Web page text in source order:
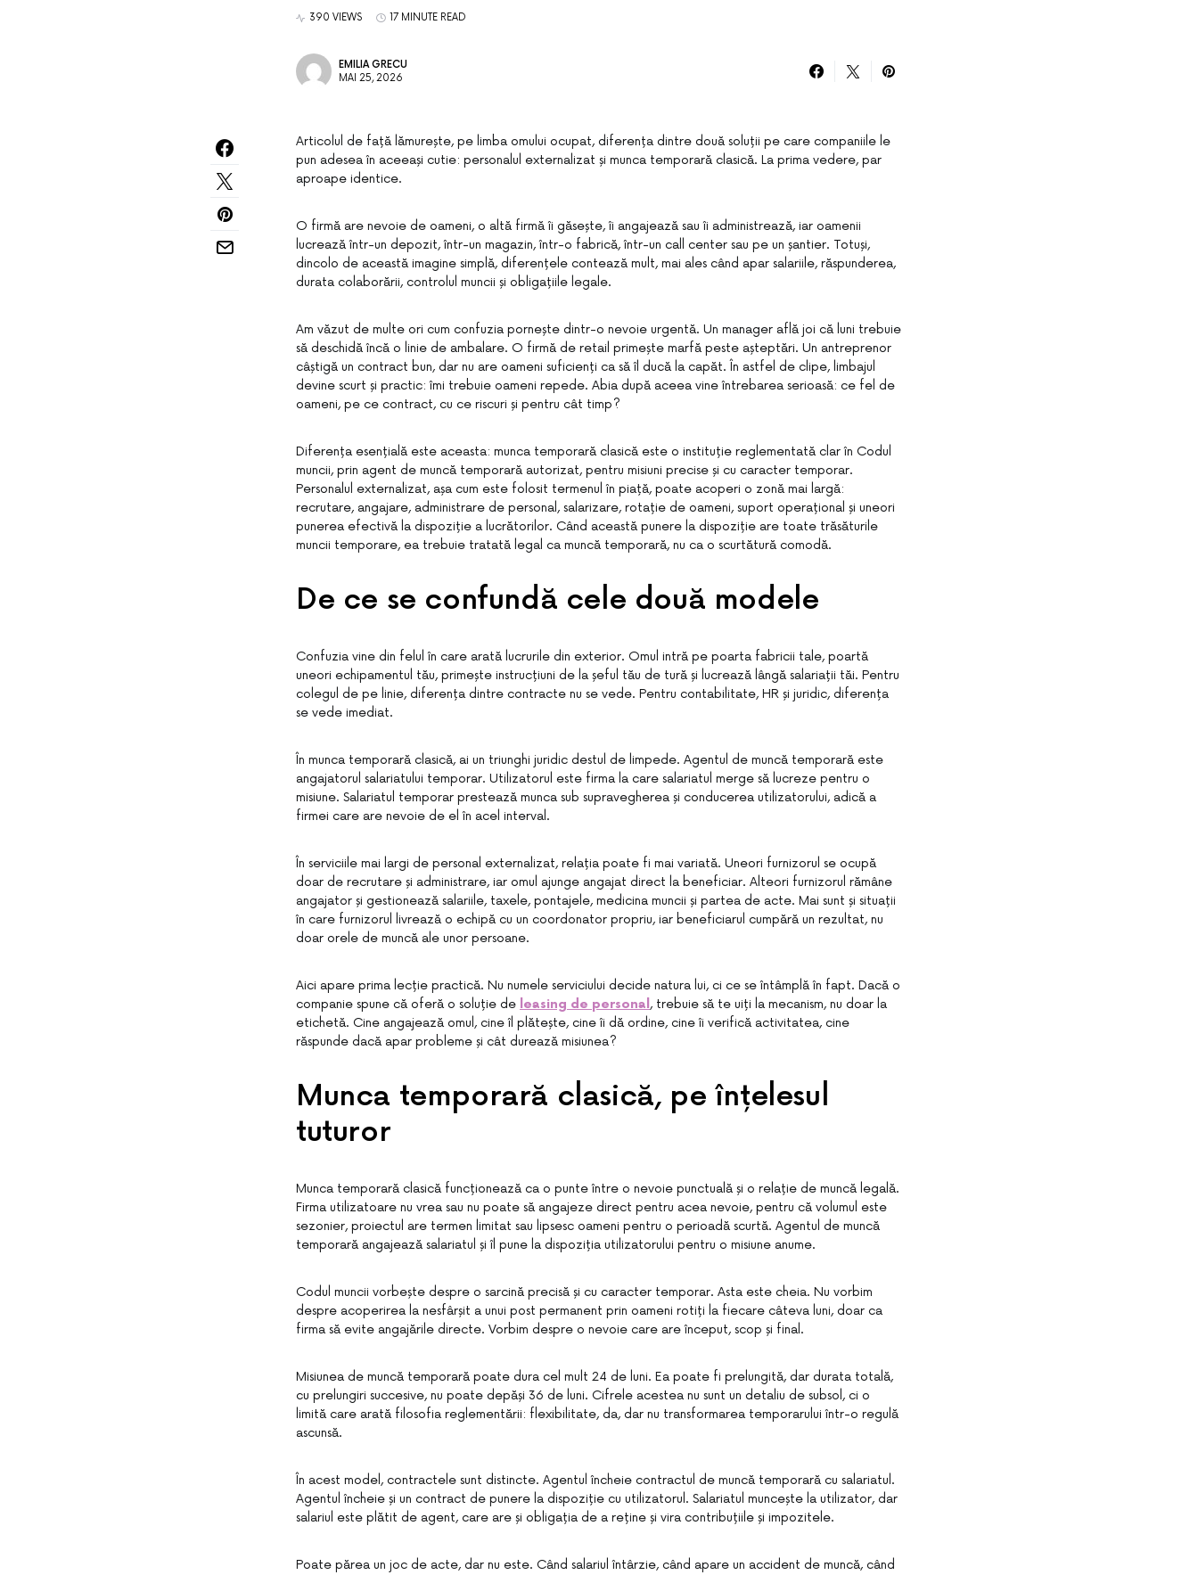
390 VIEWS 17 MINUTE READ
EMILIA GRECU
MAI 25, 2026
Articolul de față lămurește, pe limba omului ocupat, diferența dintre două soluții pe care companiile le
pun adesea în aceeași cutie: personalul externalizat și munca temporară clasică. La prima vedere, par
aproape identice.
O firmă are nevoie de oameni, o altă firmă îi găsește, îi angajează sau îi administrează, iar oamenii
lucrează într-un depozit, într-un magazin, într-o fabrică, într-un call center sau pe un șantier. Totuși,
dincolo de această imagine simplă, diferențele contează mult, mai ales când apar salariile, răspunderea,
durata colaborării, controlul muncii și obligațiile legale.
Am văzut de multe ori cum confuzia pornește dintr-o nevoie urgentă. Un manager află joi că luni trebuie
să deschidă încă o linie de ambalare. O firmă de retail primește marfă peste așteptări. Un antreprenor
câștigă un contract bun, dar nu are oameni suficienți ca să îl ducă la capăt. În astfel de clipe, limbajul
devine scurt și practic: îmi trebuie oameni repede. Abia după aceea vine întrebarea serioasă: ce fel de
oameni, pe ce contract, cu ce riscuri și pentru cât timp?
Diferența esențială este aceasta: munca temporară clasică este o instituție reglementată clar în Codul
muncii, prin agent de muncă temporară autorizat, pentru misiuni precise și cu caracter temporar.
Personalul externalizat, așa cum este folosit termenul în piață, poate acoperi o zonă mai largă:
recrutare, angajare, administrare de personal, salarizare, rotație de oameni, suport operațional și uneori
punerea efectivă la dispoziție a lucrătorilor. Când această punere la dispoziție are toate trăsăturile
muncii temporare, ea trebuie tratată legal ca muncă temporară, nu ca o scurtătură comodă.
De ce se confundă cele două modele
Confuzia vine din felul în care arată lucrurile din exterior. Omul intră pe poarta fabricii tale, poartă
uneori echipamentul tău, primește instrucțiuni de la șeful tău de tură și lucrează lângă salariații tăi. Pentru
colegul de pe linie, diferența dintre contracte nu se vede. Pentru contabilitate, HR și juridic, diferența
se vede imediat.
În munca temporară clasică, ai un triunghi juridic destul de limpede. Agentul de muncă temporară este
angajatorul salariatului temporar. Utilizatorul este firma la care salariatul merge să lucreze pentru o
misiune. Salariatul temporar prestează munca sub supravegherea și conducerea utilizatorului, adică a
firmei care are nevoie de el în acel interval.
În serviciile mai largi de personal externalizat, relația poate fi mai variată. Uneori furnizorul se ocupă
doar de recrutare și administrare, iar omul ajunge angajat direct la beneficiar. Alteori furnizorul rămâne
angajator și gestionează salariile, taxele, pontajele, medicina muncii și partea de acte. Mai sunt și situații
în care furnizorul livrează o echipă cu un coordonator propriu, iar beneficiarul cumpără un rezultat, nu
doar orele de muncă ale unor persoane.
Aici apare prima lecție practică. Nu numele serviciului decide natura lui, ci ce se întâmplă în fapt. Dacă o
companie spune că oferă o soluție de leasing de personal , trebuie să te uiți la mecanism, nu doar la
etichetă. Cine angajează omul, cine îl plătește, cine îi dă ordine, cine îi verifică activitatea, cine
răspunde dacă apar probleme și cât durează misiunea?
Munca temporară clasică, pe înțelesul
tuturor
Munca temporară clasică funcționează ca o punte între o nevoie punctuală și o relație de muncă legală.
Firma utilizatoare nu vrea sau nu poate să angajeze direct pentru acea nevoie, pentru că volumul este
sezonier, proiectul are termen limitat sau lipsesc oameni pentru o perioadă scurtă. Agentul de muncă
temporară angajează salariatul și îl pune la dispoziția utilizatorului pentru o misiune anume.
Codul muncii vorbește despre o sarcină precisă și cu caracter temporar. Asta este cheia. Nu vorbim
despre acoperirea la nesfârșit a unui post permanent prin oameni rotiți la fiecare câteva luni, doar ca
firma să evite angajările directe. Vorbim despre o nevoie care are început, scop și final.
Misiunea de muncă temporară poate dura cel mult 24 de luni. Ea poate fi prelungită, dar durata totală,
cu prelungiri succesive, nu poate depăși 36 de luni. Cifrele acestea nu sunt un detaliu de subsol, ci o
limită care arată filosofia reglementării: flexibilitate, da, dar nu transformarea temporarului într-o regulă
ascunsă.
În acest model, contractele sunt distincte. Agentul încheie contractul de muncă temporară cu salariatul.
Agentul încheie și un contract de punere la dispoziție cu utilizatorul. Salariatul muncește la utilizator, dar
salariul este plătit de agent, care are și obligația de a reține și vira contribuțiile și impozitele.
Poate părea un joc de acte, dar nu este. Când salariul întârzie, când apare un accident de muncă, când